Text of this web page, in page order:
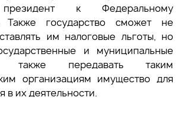
к Федеральному
государство сможет не
им налоговые льготы, но
и муниципальные
передавать таким
организациям имущество для
в их деятельности.